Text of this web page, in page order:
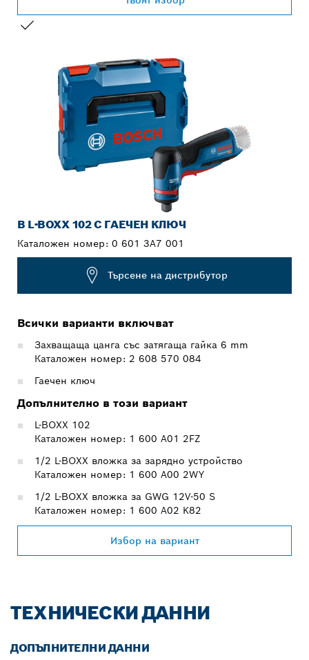
В L-BOXX 102 С ГАЕЧЕН КЛЮЧ
Каталожен номер: 0 601 3A7 001
Търсене на дистрибутор
Всички варианти включват
Захващаща цанга със затягаща гайка 6 mm
Каталожен номер: 2 608 570 084
Гаечен ключ
Допълнително в този вариант
L-BOXX 102
Каталожен номер: 1 600 A01 2FZ
1/2 L-BOXX вложка за зарядно устройство
Каталожен номер: 1 600 A00 2WY
1/2 L-BOXX вложка за GWG 12V-50 S
Каталожен номер: 1 600 A02 K82
Избор на вариант
ТЕХНИЧЕСКИ ДАННИ
ДОПЪЛНИТЕЛНИ ДАННИ